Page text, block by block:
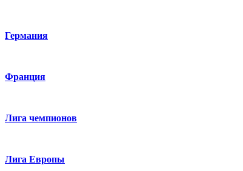
Германия
Франция
Лига чемпионов
Лига Европы